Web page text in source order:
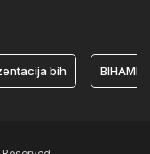
bih BIHAMK